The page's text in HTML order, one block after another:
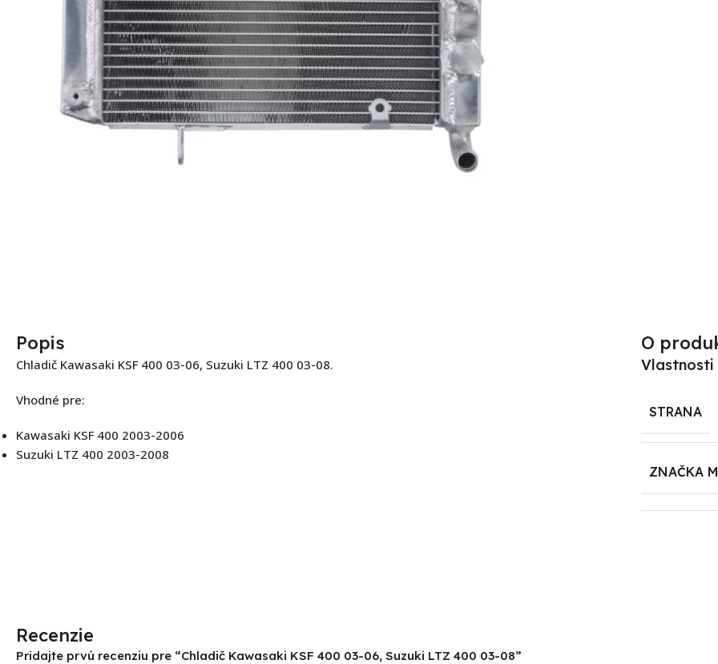
Popis
Chladič Kawasaki KSF 400 03-06, Suzuki LTZ 400 03-08.
Vhodné pre:
Kawasaki KSF 400 2003-2006
Suzuki LTZ 400 2003-2008
O
Vlastnosti
STRANA
ZNAČKA
Recenzie
Pridajte prvú recenziu pre “Chladič Kawasaki KSF 400 03-06, Suzuki LTZ 400 03-08”